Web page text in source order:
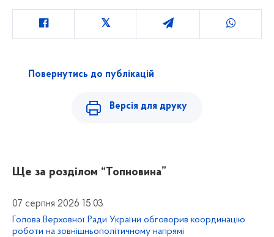
Повернутись до публікацій
Версія для друку
Ще за розділом “Топновина”
07 серпня 2026 15:03
Голова Верховної Ради України обговорив координацію
роботи на зовнішньополітичному напрямі